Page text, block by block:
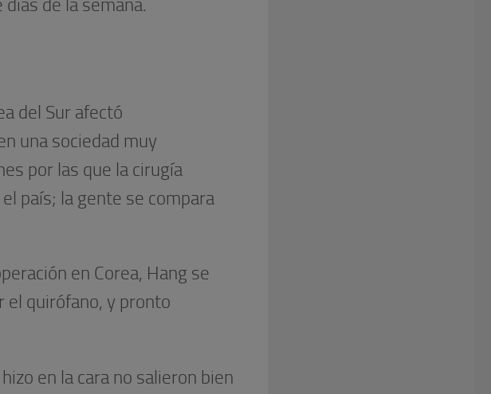
de la semana.
del Sur afectó
una sociedad muy
por las que la cirugía
país; la gente se compara
en Corea, Hang se
el quirófano, y pronto
en la cara no salieron bien